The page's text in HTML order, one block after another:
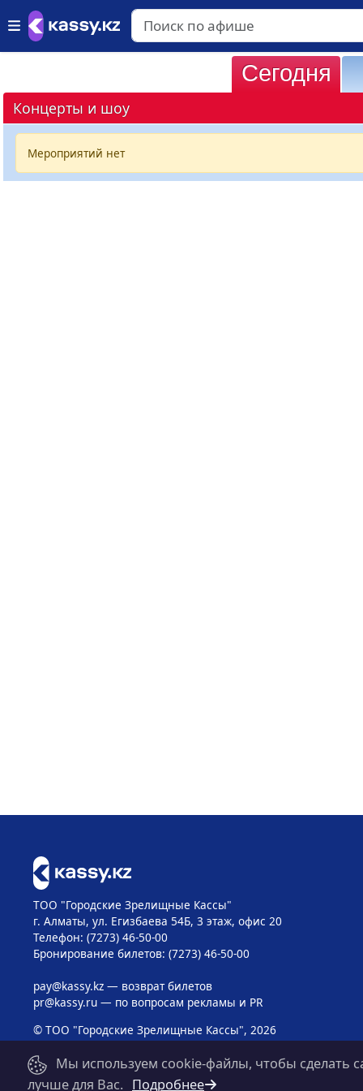
Сегодня
Концерты и шоу
Мероприятий нет
ТОО "Городские Зрелищные Кассы"
г. Алматы, ул. Егизбаева 54Б, 3 этаж, офис 20
Телефон: (7273) 46-50-00
Бронирование билетов: (7273) 46-50-00
pay@kassy.kz— возврат билетов
pr@kassy.ru— по вопросам рекламы и PR
© ТОО "Городские Зрелищные Кассы", 2026
Мы используем cookie-файлы, чтобы сделать
лучше для Вас. Подробнее